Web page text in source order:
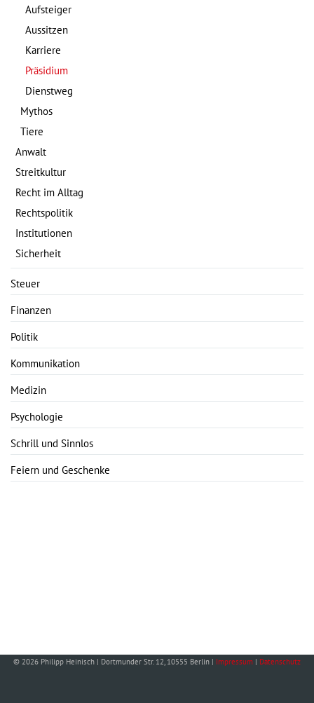
Aufsteiger
Aussitzen
Karriere
Präsidium
Dienstweg
Mythos
Tiere
Anwalt
Streitkultur
Recht im Alltag
Rechtspolitik
Institutionen
Sicherheit
Steuer
Finanzen
Politik
Kommunikation
Medizin
Psychologie
Schrill und Sinnlos
Feiern und Geschenke
© 2026 Philipp Heinisch | Dortmunder Str. 12, 10555 Berlin | Impressum | Datenschutz